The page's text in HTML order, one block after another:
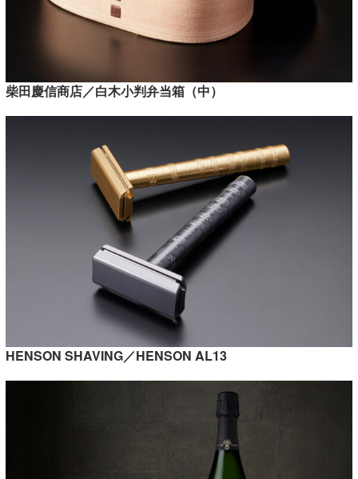
柴田慶信商店／白木小判弁当箱（中）
HENSON SHAVING／HENSON AL13